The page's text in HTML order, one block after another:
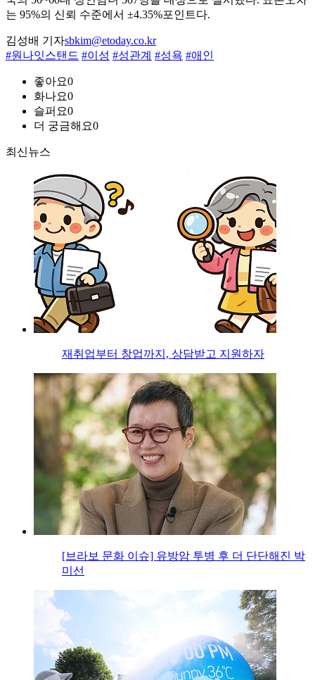
는 95%의 신뢰 수준에서 ±4.35%포인트다.
김성배 기자sbkim@etoday.co.kr
#원나잇스탠드 #이성 #성관계 #성욕 #애인
좋아요0
화나요0
슬퍼요0
더 궁금해요0
최신뉴스
재취업부터 창업까지, 상담받고 지원하자
[브라보 문화 이슈] 유방암 투병 후 더 단단해진 박
미선